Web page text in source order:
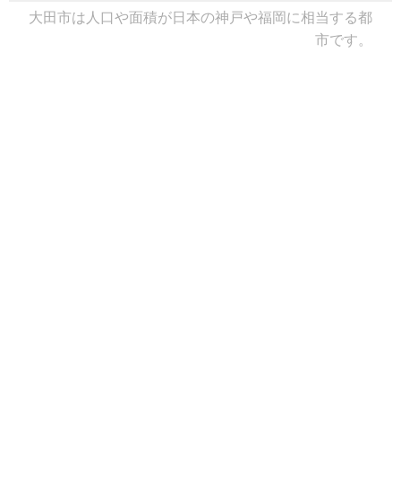
大田市は人口や面積が日本の神戸や福岡に相当する都
市です。